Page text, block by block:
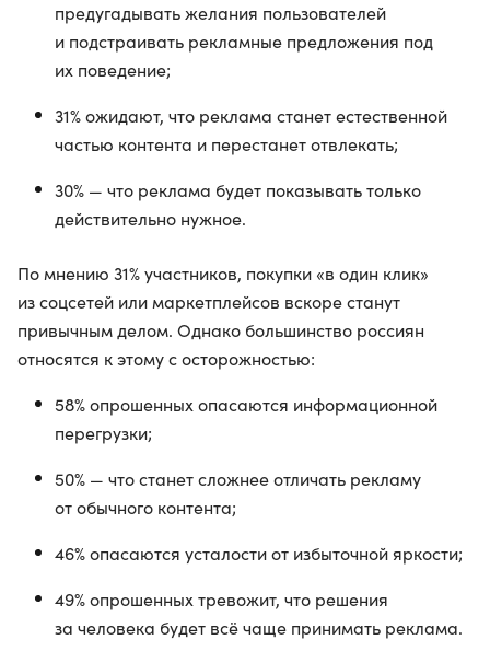
предугадывать желания пользователей
и подстраивать рекламные предложения под
их поведение;
31% ожидают, что реклама станет естественной
частью контента и перестанет отвлекать;
30% — что реклама будет показывать только
действительно нужное.
По мнению 31% участников, покупки «в один клик»
из соцсетей или маркетплейсов вскоре станут
привычным делом. Однако большинство россиян
относятся к этому с осторожностью:
58% опрошенных опасаются информационной
перегрузки;
50% — что станет сложнее отличать рекламу
от обычного контента;
46% опасаются усталости от избыточной яркости;
49% опрошенных тревожит, что решения
за человека будет всё чаще принимать реклама.